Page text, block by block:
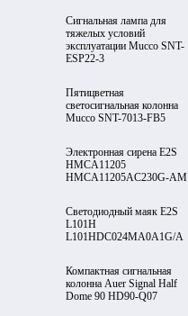
Сигнальная лампа для
тяжелых условий
эксплуатации Mucco SNT-
ESP22-3
Пятицветная
светосигнальная колонна
Mucco SNT-7013-FB5
Электронная сирена E2S
HMCA11205
HMCA11205AC230G-AM
Светодиодный маяк E2S
L101H
L101HDC024MA0A1G/A
Компактная сигнальная
колонна Auer Signal Half
Dome 90 HD90-Q07